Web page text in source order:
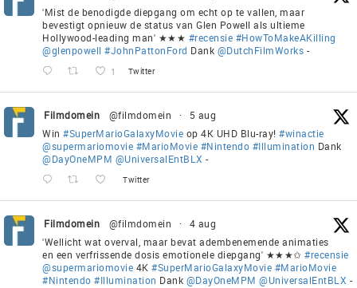
'Mist de benodigde diepgang om echt op te vallen, maar
bevestigt opnieuw de status van Glen Powell als ultieme
Hollywood-leading man' ★★★ #recensie #HowToMakeAKilling
@glenpowell #JohnPattonFord Dank @DutchFilmWorks -
1 Twitter
Filmdomein @filmdomein ·
5 aug
Win #SuperMarioGalaxyMovie op 4K UHD Blu-ray! #winactie
@supermariomovie #MarioMovie #Nintendo #Illumination Dank
@DayOneMPM @UniversalEntBLX -
Twitter
Filmdomein @filmdomein ·
4 aug
'Wellicht wat overval, maar bevat adembenemende animaties
en een verfrissende dosis emotionele diepgang' ★★★✩ #recensie
@supermariomovie 4K #SuperMarioGalaxyMovie #MarioMovie
#Nintendo #Illumination Dank @DayOneMPM @UniversalEntBLX -